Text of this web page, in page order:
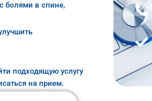
болями в спине,
подходящую услугу
на прием.